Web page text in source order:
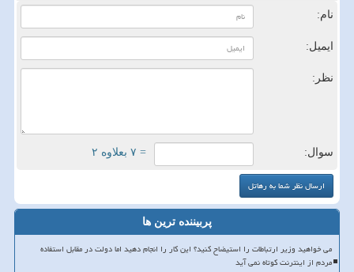
نام:
ایمیل:
نظر:
سوال: = ۷ بعلاوه ۲
پربیننده ترین ها
می خواهید وزیر ارتباطات را استیضاح کنید؟ این کار را انجام دهید اما دولت در مقابل استفاده
مردم از اینترنت کوتاه نمی آید